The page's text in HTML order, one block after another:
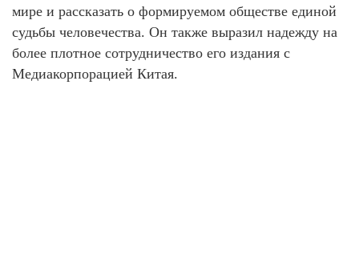
мире и рассказать о формируемом обществе единой
судьбы человечества. Он также выразил надежду на
более плотное сотрудничество его издания с
Медиакорпорацией Китая.